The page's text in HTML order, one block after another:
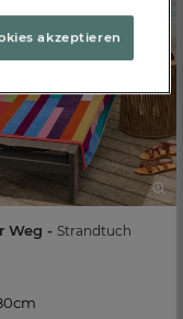
Weg -Strandtuch
akzeptieren